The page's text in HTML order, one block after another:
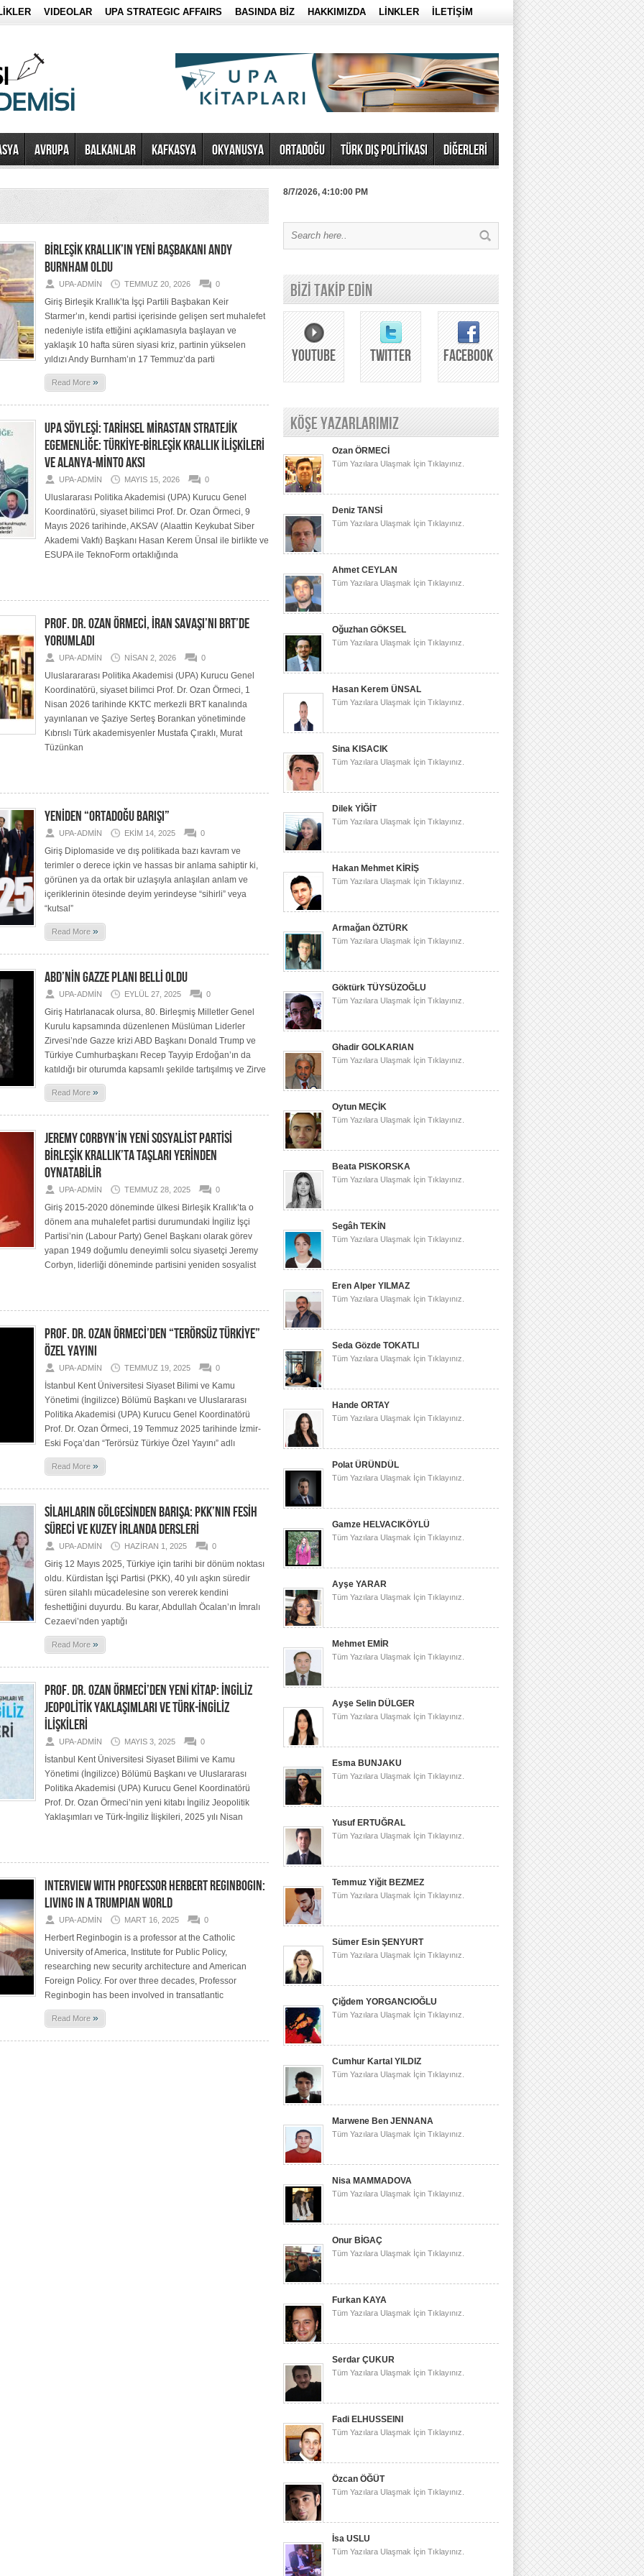
VIDEOLAR UPA STRATEGIC AFFAIRS BASINDA BİZ HAKKIMIZDA LİNKLER İLETİŞİM
AVRUPA BALKANLAR KAFKASYA OKYANUSYA ORTADOĞU TÜRK DIŞ POLİTİKASI DİĞERLERİ
BİRLEŞİK KRALLIK’IN YENİ BAŞBAKANI ANDY
BURNHAM OLDU
UPA-ADMIN TEMMUZ 20, 2026 0
Giriş Birleşik Krallık’ta İşçi Partili Başbakan Keir
Starmer’ın, kendi partisi içerisinde gelişen sert muhalefet
nedeniyle istifa ettiğini açıklamasıyla başlayan ve
yaklaşık 10 hafta süren siyasi kriz, partinin yükselen
yıldızı Andy Burnham’ın 17 Temmuz’da parti
Read More »
UPA SÖYLEŞİ: TARİHSEL MİRASTAN STRATEJİK
EGEMENLİĞE: TÜRKİYE-BİRLEŞİK KRALLIK İLİŞKİLERİ
VE ALANYA-MİNTO AKSI
UPA-ADMIN MAYIS 15, 2026 0
Uluslararası Politika Akademisi (UPA) Kurucu Genel
Koordinatörü, siyaset bilimci Prof. Dr. Ozan Örmeci, 9
Mayıs 2026 tarihinde, AKSAV (Alaattin Keykubat Siber
Akademi Vakfı) Başkanı Hasan Kerem Ünsal ile birlikte ve
ESUPA ile TeknoForm ortaklığında
PROF. DR. OZAN ÖRMECİ, İRAN SAVAŞI’NI BRT’DE
YORUMLADI
UPA-ADMIN NISAN 2, 2026 0
Uluslarararası Politika Akademisi (UPA) Kurucu Genel
Koordinatörü, siyaset bilimci Prof. Dr. Ozan Örmeci, 1
Nisan 2026 tarihinde KKTC merkezli BRT kanalında
yayınlanan ve Şaziye Serteş Borankan yönetiminde
Kıbrıslı Türk akademisyenler Mustafa Çıraklı, Murat
Tüzünkan
YENİDEN “ORTADOĞU BARIŞI”
UPA-ADMIN EKIM 14, 2025 0
Giriş Diplomaside ve dış politikada bazı kavram ve
terimler o derece içkin ve hassas bir anlama sahiptir ki,
görünen ya da ortak bir uzlaşıyla anlaşılan anlam ve
içeriklerinin ötesinde deyim yerindeyse “sihirli” veya
“kutsal”
Read More »
ABD’NİN GAZZE PLANI BELLİ OLDU
UPA-ADMIN EYLÜL 27, 2025 0
Giriş Hatırlanacak olursa, 80. Birleşmiş Milletler Genel
Kurulu kapsamında düzenlenen Müslüman Liderler
Zirvesi’nde Gazze krizi ABD Başkanı Donald Trump ve
Türkiye Cumhurbaşkanı Recep Tayyip Erdoğan’ın da
katıldığı bir oturumda kapsamlı şekilde tartışılmış ve Zirve
Read More »
JEREMY CORBYN’İN YENİ SOSYALİST PARTİSİ
BİRLEŞİK KRALLIK’TA TAŞLARI YERİNDEN
OYNATABİLİR
UPA-ADMIN TEMMUZ 28, 2025 0
Giriş 2015-2020 döneminde ülkesi Birleşik Krallık’ta o
dönem ana muhalefet partisi durumundaki İngiliz İşçi
Partisi’nin (Labour Party) Genel Başkanı olarak görev
yapan 1949 doğumlu deneyimli solcu siyasetçi Jeremy
Corbyn, liderliği döneminde partisini yeniden sosyalist
PROF. DR. OZAN ÖRMECİ’DEN “TERÖRSÜZ TÜRKİYE”
ÖZEL YAYINI
UPA-ADMIN TEMMUZ 19, 2025 0
İstanbul Kent Üniversitesi Siyaset Bilimi ve Kamu
Yönetimi (İngilizce) Bölümü Başkanı ve Uluslararası
Politika Akademisi (UPA) Kurucu Genel Koordinatörü
Prof. Dr. Ozan Örmeci, 19 Temmuz 2025 tarihinde İzmir-
Eski Foça’dan “Terörsüz Türkiye Özel Yayını” adlı
Read More »
SİLAHLARIN GÖLGESİNDEN BARIŞA: PKK’NIN FESİH
SÜRECİ VE KUZEY İRLANDA DERSLERİ
UPA-ADMIN HAZIRAN 1, 2025 0
Giriş 12 Mayıs 2025, Türkiye için tarihi bir dönüm noktası
oldu. Kürdistan İşçi Partisi (PKK), 40 yılı aşkın süredir
süren silahlı mücadelesine son vererek kendini
feshettiğini duyurdu. Bu karar, Abdullah Öcalan’ın İmralı
Cezaevi’nden yaptığı
Read More »
PROF. DR. OZAN ÖRMECİ’DEN YENİ KİTAP: İNGİLİZ
JEOPOLİTİK YAKLAŞIMLARI VE TÜRK-İNGİLİZ
İLİŞKİLERİ
UPA-ADMIN MAYIS 3, 2025 0
İstanbul Kent Üniversitesi Siyaset Bilimi ve Kamu
Yönetimi (İngilizce) Bölümü Başkanı ve Uluslararası
Politika Akademisi (UPA) Kurucu Genel Koordinatörü
Prof. Dr. Ozan Örmeci’nin yeni kitabı İngiliz Jeopolitik
Yaklaşımları ve Türk-İngiliz İlişkileri, 2025 yılı Nisan
INTERVIEW WITH PROFESSOR HERBERT REGINBOGIN:
LIVING IN A TRUMPIAN WORLD
UPA-ADMIN MART 16, 2025 0
Herbert Reginbogin is a professor at the Catholic
University of America, Institute for Public Policy,
researching new security architecture and American
Foreign Policy. For over three decades, Professor
Reginbogin has been involved in transatlantic
Read More »
8/7/2026, 4:10:00 PM
BİZİ TAKİP EDİN
YOUTUBE TWITTER FACEBOOK
KÖŞE YAZARLARIMIZ
Ozan ÖRMECİ
Tüm Yazılara Ulaşmak İçin Tıklayınız.
Deniz TANSİ
Tüm Yazılara Ulaşmak İçin Tıklayınız.
Ahmet CEYLAN
Tüm Yazılara Ulaşmak İçin Tıklayınız.
Oğuzhan GÖKSEL
Tüm Yazılara Ulaşmak İçin Tıklayınız.
Hasan Kerem ÜNSAL
Tüm Yazılara Ulaşmak İçin Tıklayınız.
Sina KISACIK
Tüm Yazılara Ulaşmak İçin Tıklayınız.
Dilek YİĞİT
Tüm Yazılara Ulaşmak İçin Tıklayınız.
Hakan Mehmet KİRİŞ
Tüm Yazılara Ulaşmak İçin Tıklayınız.
Armağan ÖZTÜRK
Tüm Yazılara Ulaşmak İçin Tıklayınız.
Göktürk TÜYSÜZOĞLU
Tüm Yazılara Ulaşmak İçin Tıklayınız.
Ghadir GOLKARIAN
Tüm Yazılara Ulaşmak İçin Tıklayınız.
Oytun MEÇİK
Tüm Yazılara Ulaşmak İçin Tıklayınız.
Beata PISKORSKA
Tüm Yazılara Ulaşmak İçin Tıklayınız.
Segâh TEKİN
Tüm Yazılara Ulaşmak İçin Tıklayınız.
Eren Alper YILMAZ
Tüm Yazılara Ulaşmak İçin Tıklayınız.
Seda Gözde TOKATLI
Tüm Yazılara Ulaşmak İçin Tıklayınız.
Hande ORTAY
Tüm Yazılara Ulaşmak İçin Tıklayınız.
Polat ÜRÜNDÜL
Tüm Yazılara Ulaşmak İçin Tıklayınız.
Gamze HELVACIKÖYLÜ
Tüm Yazılara Ulaşmak İçin Tıklayınız.
Ayşe YARAR
Tüm Yazılara Ulaşmak İçin Tıklayınız.
Mehmet EMİR
Tüm Yazılara Ulaşmak İçin Tıklayınız.
Ayşe Selin DÜLGER
Tüm Yazılara Ulaşmak İçin Tıklayınız.
Esma BUNJAKU
Tüm Yazılara Ulaşmak İçin Tıklayınız.
Yusuf ERTUĞRAL
Tüm Yazılara Ulaşmak İçin Tıklayınız.
Temmuz Yiğit BEZMEZ
Tüm Yazılara Ulaşmak İçin Tıklayınız.
Sümer Esin ŞENYURT
Tüm Yazılara Ulaşmak İçin Tıklayınız.
Çiğdem YORGANCIOĞLU
Tüm Yazılara Ulaşmak İçin Tıklayınız.
Cumhur Kartal YILDIZ
Tüm Yazılara Ulaşmak İçin Tıklayınız.
Marwene Ben JENNANA
Tüm Yazılara Ulaşmak İçin Tıklayınız.
Nisa MAMMADOVA
Tüm Yazılara Ulaşmak İçin Tıklayınız.
Onur BİGAÇ
Tüm Yazılara Ulaşmak İçin Tıklayınız.
Furkan KAYA
Tüm Yazılara Ulaşmak İçin Tıklayınız.
Serdar ÇUKUR
Tüm Yazılara Ulaşmak İçin Tıklayınız.
Fadi ELHUSSEINI
Tüm Yazılara Ulaşmak İçin Tıklayınız.
Özcan ÖĞÜT
Tüm Yazılara Ulaşmak İçin Tıklayınız.
İsa USLU
Tüm Yazılara Ulaşmak İçin Tıklayınız.